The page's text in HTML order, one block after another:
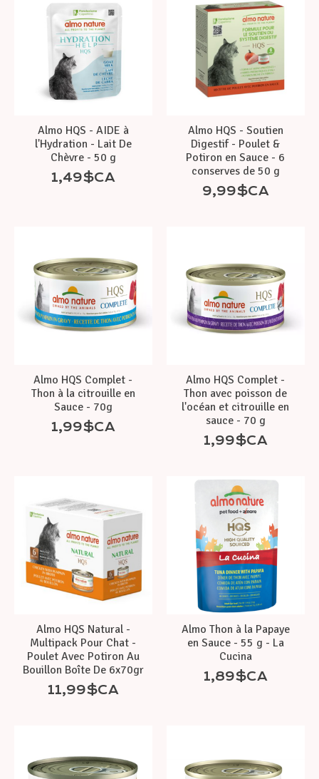
Almo HQS - AIDE à
l'Hydration - Lait De
Chèvre - 50 g
1,49$CA
Almo HQS - Soutien
Digestif - Poulet &
Potiron en Sauce - 6
conserves de 50 g
9,99$CA
Almo HQS Complet -
Thon à la citrouille en
Sauce - 70g
1,99$CA
Almo HQS Complet -
Thon avec poisson de
l'océan et citrouille en
sauce - 70 g
1,99$CA
Almo HQS Natural -
Multipack Pour Chat -
Poulet Avec Potiron Au
Bouillon Boîte De 6x70gr
11,99$CA
Almo Thon à la Papaye
en Sauce - 55 g - La
Cucina
1,89$CA